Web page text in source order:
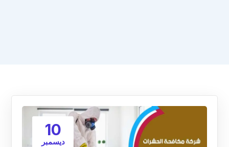
10
ديسمبر